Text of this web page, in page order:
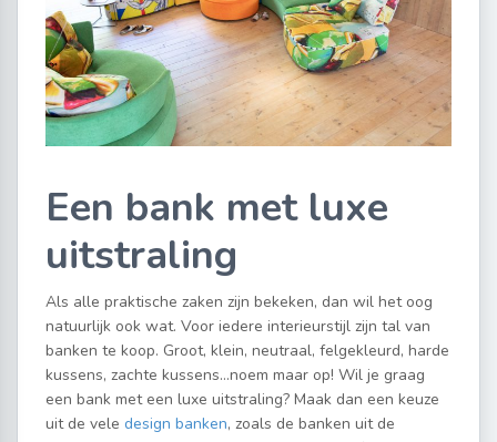
Een bank met luxe
uitstraling
Als alle praktische zaken zijn bekeken, dan wil het oog
natuurlijk ook wat. Voor iedere interieurstijl zijn tal van
banken te koop. Groot, klein, neutraal, felgekleurd, harde
kussens, zachte kussens…noem maar op! Wil je graag
een bank met een luxe uitstraling? Maak dan een keuze
uit de vele design banken, zoals de banken uit de